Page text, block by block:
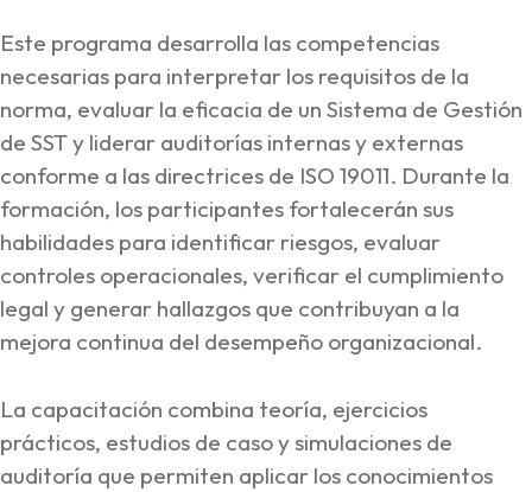
Este programa desarrolla las competencias
necesarias para interpretar los requisitos de la
norma, evaluar la eficacia de un Sistema de Gestión
de SST y liderar auditorías internas y externas
conforme a las directrices de ISO 19011. Durante la
formación, los participantes fortalecerán sus
habilidades para identificar riesgos, evaluar
controles operacionales, verificar el cumplimiento
legal y generar hallazgos que contribuyan a la
mejora continua del desempeño organizacional.
La capacitación combina teoría, ejercicios
prácticos, estudios de caso y simulaciones de
auditoría que permiten aplicar los conocimientos